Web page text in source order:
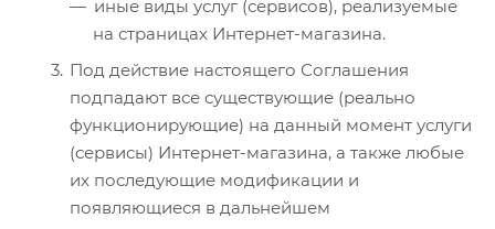
иные виды услуг (сервисов), реализуемые
на страницах Интернет-магазина.
Под действие настоящего Соглашения
подпадают все существующие (реально
функционирующие) на данный момент услуги
(сервисы) Интернет-магазина, а также любые
их последующие модификации и
появляющиеся в дальнейшем